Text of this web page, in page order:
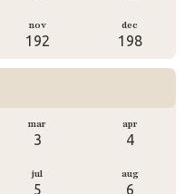
nov
192
dec
198
mar
3
apr
4
jul
5
aug
6